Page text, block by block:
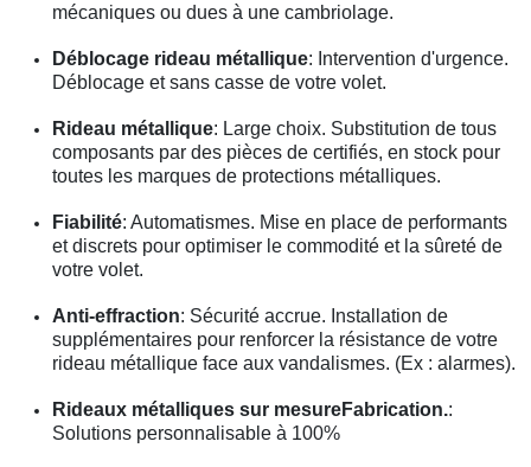
mécaniques ou dues à une cambriolage.
Déblocage rideau métallique: Intervention d'urgence.
Déblocage et sans casse de votre volet.
Rideau métallique: Large choix. Substitution de tous
composants par des pièces de certifiés, en stock pour
toutes les marques de protections métalliques.
Fiabilité: Automatismes. Mise en place de performants
et discrets pour optimiser le commodité et la sûreté de
votre volet.
Anti-effraction: Sécurité accrue. Installation de
supplémentaires pour renforcer la résistance de votre
rideau métallique face aux vandalismes. (Ex : alarmes).
Rideaux métalliques sur mesureFabrication.:
Solutions personnalisable à 100%